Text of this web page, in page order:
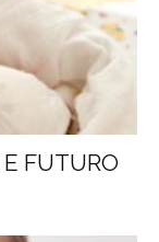
FUTURO